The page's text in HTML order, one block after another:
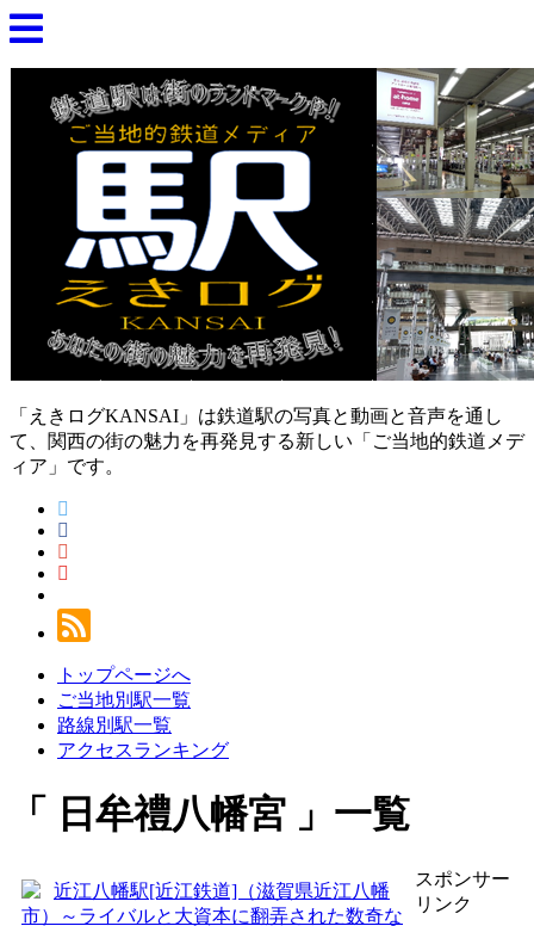
「えきログKANSAI」は鉄道駅の写真と動画と音声を通し
て、関西の街の魅力を再発見する新しい「ご当地的鉄道メデ
ィア」です。
トップページへ
ご当地別駅一覧
路線別駅一覧
アクセスランキング
日牟禮八幡宮 一覧
スポンサー
リンク